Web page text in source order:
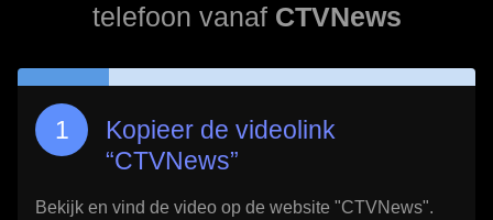
telefoon vanaf CTVNews
Kopieer de videolink
“CTVNews”
Bekijk en vind de video op de website "CTVNews".